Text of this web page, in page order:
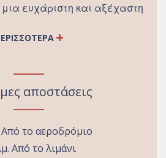
MINOS AT KNOSSOS
ευχάριστη και αξέχαστη
ή για επαγγελματικούς
αποστάσεις
το αεροδρόμιο
Από το λιμάνι